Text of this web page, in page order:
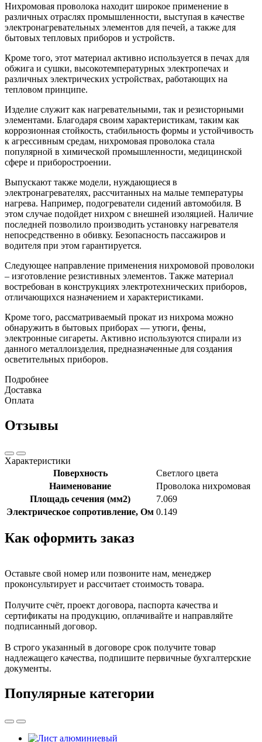
Нихромовая проволока находит широкое применение в
различных отраслях промышленности, выступая в качестве
электронагревательных элементов для печей, а также для
бытовых тепловых приборов и устройств.
Кроме того, этот материал активно используется в печах для
обжига и сушки, высокотемпературных электропечах и
различных электрических устройствах, работающих на
тепловом принципе.
Изделие служит как нагревательными, так и резисторными
элементами. Благодаря своим характеристикам, таким как
коррозионная стойкость, стабильность формы и устойчивость
к агрессивным средам, нихромовая проволока стала
популярной в химической промышленности, медицинской
сфере и приборостроении.
Выпускают также модели, нуждающиеся в
электронагревателях, рассчитанных на малые температуры
нагрева. Например, подогреватели сидений автомобиля. В
этом случае подойдет нихром с внешней изоляцией. Наличие
последней позволило производить установку нагревателя
непосредственно в обивку. Безопасность пассажиров и
водителя при этом гарантируется.
Следующее направление применения нихромовой проволоки
– изготовление резистивных элементов. Также материал
востребован в конструкциях электротехнических приборов,
отличающихся назначением и характеристиками.
Кроме того, рассматриваемый прокат из нихрома можно
обнаружить в бытовых приборах — утюги, фены,
электронные сигареты. Активно используются спирали из
данного металлоизделия, предназначенные для создания
осветительных приборов.
Подробнее
Доставка
Оплата
Отзывы
Характеристики
Поверхность
Светлого цвета
Наименование
Проволока нихромовая
Площадь сечения (мм2)
7.069
Электрическое сопротивление, Ом 0.149
Как оформить заказ
Оставьте свой номер или позвоните нам, менеджер
проконсультирует и рассчитает стоимость товара.
Получите счёт, проект договора, паспорта качества и
сертификаты на продукцию, оплачивайте и направляйте
подписанный договор.
В строго указанный в договоре срок получите товар
надлежащего качества, подпишите первичные бухгалтерские
документы.
Популярные категории